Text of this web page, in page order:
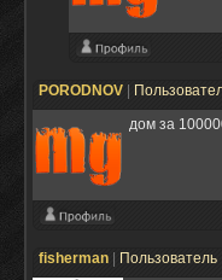
PORODNOV
дом за
fisherman Пользователь